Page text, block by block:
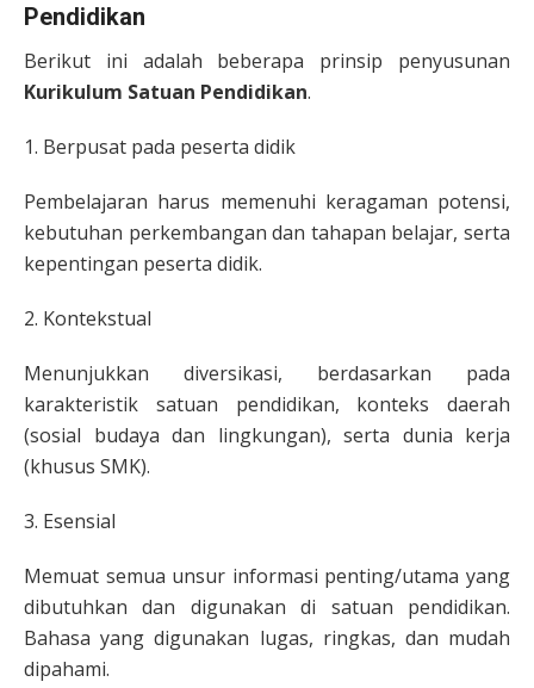
Pendidikan
Berikut ini adalah beberapa prinsip penyusunan
Kurikulum Satuan Pendidikan.
1. Berpusat pada peserta didik
Pembelajaran harus memenuhi keragaman potensi,
kebutuhan perkembangan dan tahapan belajar, serta
kepentingan peserta didik.
2. Kontekstual
Menunjukkan diversikasi, berdasarkan pada
karakteristik satuan pendidikan, konteks daerah
(sosial budaya dan lingkungan), serta dunia kerja
(khusus SMK).
3. Esensial
Memuat semua unsur informasi penting/utama yang
dibutuhkan dan digunakan di satuan pendidikan.
Bahasa yang digunakan lugas, ringkas, dan mudah
dipahami.